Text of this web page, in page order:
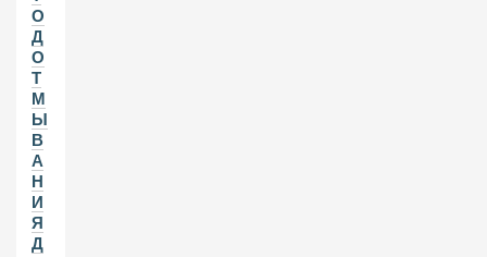
О
Д
О
Т
М
Ы
В
А
Н
И
Я
Д